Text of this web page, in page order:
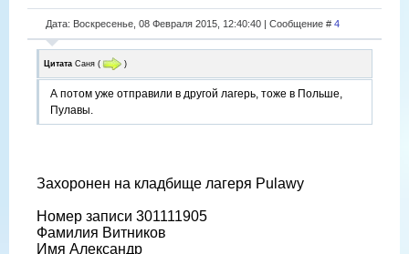
Дата: Воскресенье, 08 Февраля 2015, 12:40:40 | Сообщение # 4
Цитата Саня ( )
А потом уже отправили в другой лагерь, тоже в Польше,
Пулавы.
Захоронен на кладбище лагеря Pulawy
Номер записи 301111905
Фамилия Витников
Имя Александр